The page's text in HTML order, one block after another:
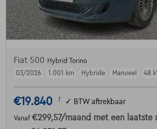
Fiat 500 Hybrid Torino
03/2026
1.001 km Hybride Manueel 48
€19.840 1 ✓ BTW aftrekbaar
Vanaf €299,57/maand met een laatste